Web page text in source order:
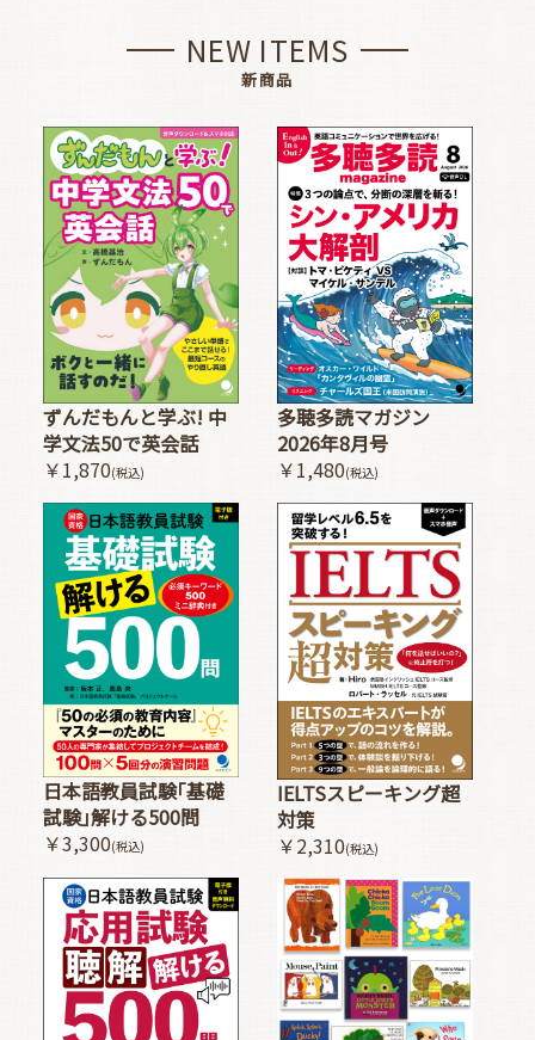
NEW ITEMS
新商品
ずんだもんと学ぶ! 中
学文法50で英会話
￥1,870(税込)
多聴多読マガジン
2026年8月号
￥1,480(税込)
日本語教員試験｢基礎
試験｣解ける500問
￥3,300(税込)
IELTSスピーキング超
対策
￥2,310(税込)